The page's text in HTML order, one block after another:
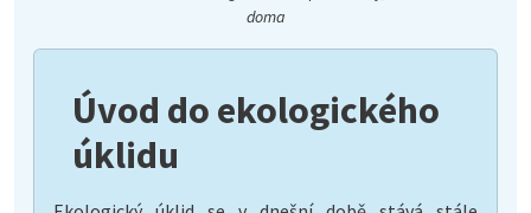
doma
Úvod do ekologického
úklidu